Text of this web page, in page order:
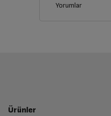
Yorumlar
Ürünler